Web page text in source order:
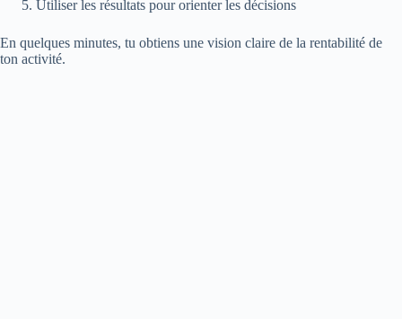
Utiliser les résultats pour orienter les décisions
En quelques minutes, tu obtiens une vision claire de la rentabilité de
ton activité.